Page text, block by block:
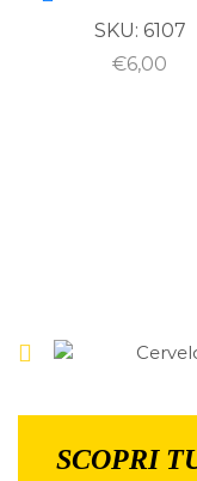
SKU: 6107
€6,00
SCOPRI